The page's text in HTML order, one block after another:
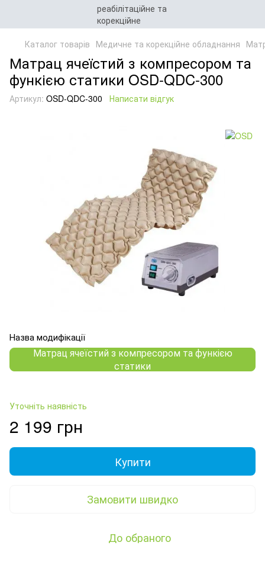
Каталог товарів Медичне та корекційне обладнання
Матрац ячеїстий з компресором та
функією статики OSD-QDC-300
Артикул: OSD-QDC-300 Написати відгук
Назва модифікації
Матрац ячеїстий з компресором та функією
статики
Уточніть наявність
2 199 грн
Купити
Замовити швидко
До обраного